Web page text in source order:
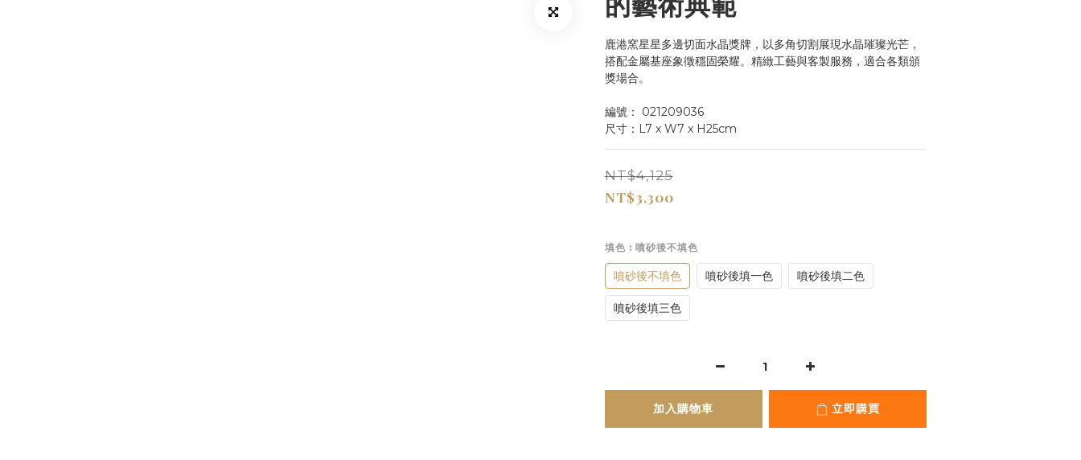
鹿港窯星星多邊切面水晶獎牌，以多角切割展現水晶璀璨光芒，
搭配金屬基座象徵穩固榮耀。精緻工藝與客製服務，適合各類頒
獎場合。
編號： 021209036
尺寸：L7 x W7 x H25cm
NT$4,125
NT$3,300
填色 : 噴砂後不填色
噴砂後不填色 噴砂後填一色 噴砂後填二色
噴砂後填三色
加入購物車 立即購買